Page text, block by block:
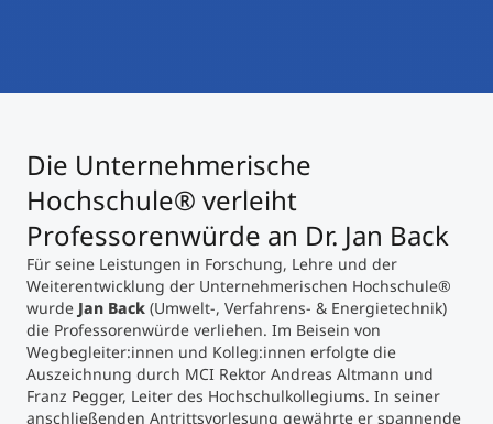
Study Finder Bachelor/Master
Masterclasses
Management-Seminare
Technische Weiterbildung
Die Unternehmerische
Hochschule® verleiht
Professorenwürde an Dr. Jan Back
Für seine Leistungen in Forschung, Lehre und der
Weiterentwicklung der Unternehmerischen Hochschule®
wurde Jan Back (Umwelt-, Verfahrens- & Energietechnik)
die Professorenwürde verliehen. Im Beisein von
Wegbegleiter:innen und Kolleg:innen erfolgte die
Auszeichnung durch MCI Rektor Andreas Altmann und
Franz Pegger, Leiter des Hochschulkollegiums. In seiner
anschließenden Antrittsvorlesung gewährte er spannende